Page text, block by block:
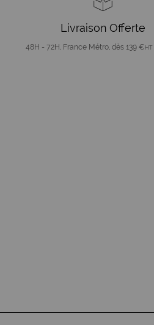
Livraison Offerte
48H - 72H, France Métro, dès 139 € HT